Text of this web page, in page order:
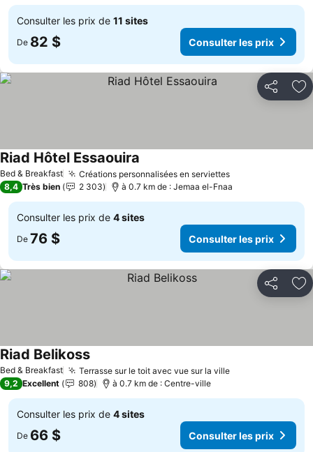
Consulter les prix de 11 sites
De 82 $ Consulter les prix
Partager
Bed & Breakfast Créations personnalisées en serviettes
Riad Hôtel Essaouira
8,4 Très bien 2 303 à 0.7 km de : Jemaa el-Fnaa
Consulter les prix de 4 sites
De 76 $ Consulter les prix
Partager
Bed & Breakfast Terrasse sur le toit avec vue sur la ville
Riad Belikoss
9,2 Excellent 808 à 0.7 km de : Centre-ville
Consulter les prix de 4 sites
De 66 $ Consulter les prix